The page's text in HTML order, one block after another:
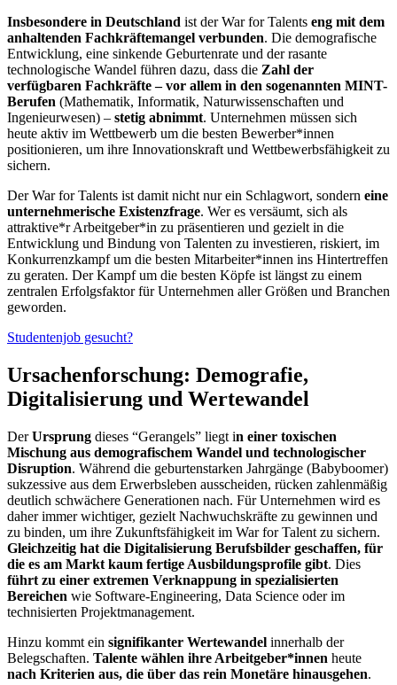
Insbesondere in Deutschland ist der War for Talents eng mit dem
anhaltenden Fachkräftemangel verbunden. Die demografische
Entwicklung, eine sinkende Geburtenrate und der rasante
technologische Wandel führen dazu, dass die Zahl der
verfügbaren Fachkräfte – vor allem in den sogenannten MINT-
Berufen (Mathematik, Informatik, Naturwissenschaften und
Ingenieurwesen) – stetig abnimmt. Unternehmen müssen sich
heute aktiv im Wettbewerb um die besten Bewerber*innen
positionieren, um ihre Innovationskraft und Wettbewerbsfähigkeit zu
sichern.
Der War for Talents ist damit nicht nur ein Schlagwort, sondern eine
unternehmerische Existenzfrage. Wer es versäumt, sich als
attraktive*r Arbeitgeber*in zu präsentieren und gezielt in die
Entwicklung und Bindung von Talenten zu investieren, riskiert, im
Konkurrenzkampf um die besten Mitarbeiter*innen ins Hintertreffen
zu geraten. Der Kampf um die besten Köpfe ist längst zu einem
zentralen Erfolgsfaktor für Unternehmen aller Größen und Branchen
geworden.
Studentenjob gesucht?
Ursachenforschung: Demografie,
Digitalisierung und Wertewandel
DerUrsprung dieses “Gerangels” liegt in einer toxischen
Mischung aus demografischem Wandel und technologischer
Disruption. Während die geburtenstarken Jahrgänge (Babyboomer)
sukzessive aus dem Erwerbsleben ausscheiden, rücken zahlenmäßig
deutlich schwächere Generationen nach. Für Unternehmen wird es
daher immer wichtiger, gezielt Nachwuchskräfte zu gewinnen und
zu binden, um ihre Zukunftsfähigkeit im War for Talent zu sichern.
Gleichzeitig hat die Digitalisierung Berufsbilder geschaffen, für
die es am Markt kaum fertige Ausbildungsprofile gibt. Dies
führt zu einer extremen Verknappung in spezialisierten
Bereichen wie Software-Engineering, Data Science oder im
technisierten Projektmanagement.
Hinzu kommt ein signifikanter Wertewandel innerhalb der
Belegschaften. Talente wählen ihre Arbeitgeber*innen heute
nach Kriterien aus, die über das rein Monetäre hinausgehen.